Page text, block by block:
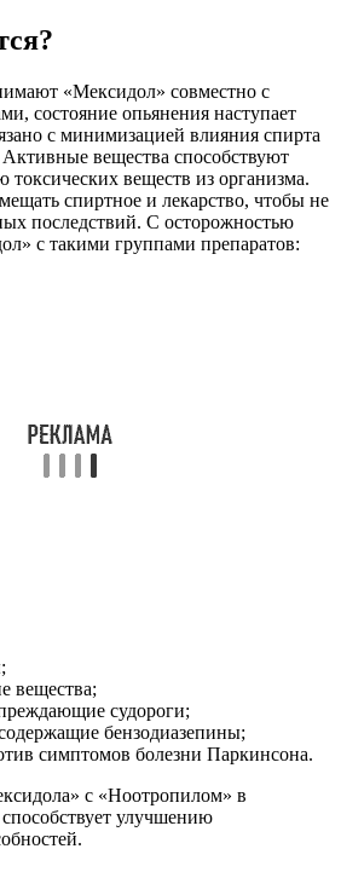
«Мексидол» совместно с
состояние опьянения наступает
с минимизацией влияния спирта
вещества способствуют
веществ из организма.
спиртное и лекарство, чтобы не
последствий. С осторожностью
с такими группами препаратов:
вещества;
судороги;
бензодиазепины;
симптомов болезни Паркинсона.
с «Ноотропилом» в
способствует улучшению